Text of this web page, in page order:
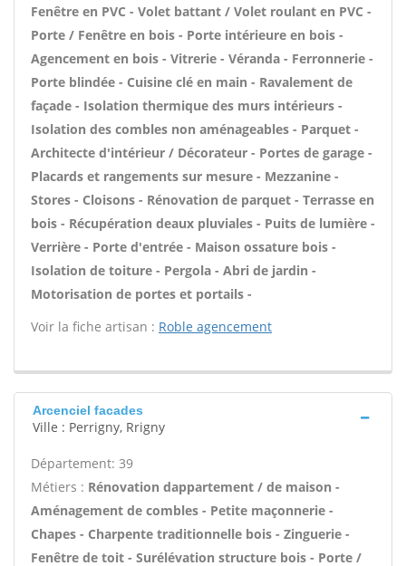
Fenêtre en PVC - Volet battant / Volet roulant en PVC -
Porte / Fenêtre en bois - Porte intérieure en bois -
Agencement en bois - Vitrerie - Véranda - Ferronnerie -
Porte blindée - Cuisine clé en main - Ravalement de
façade - Isolation thermique des murs intérieurs -
Isolation des combles non aménageables - Parquet -
Architecte d'intérieur / Décorateur - Portes de garage -
Placards et rangements sur mesure - Mezzanine -
Stores - Cloisons - Rénovation de parquet - Terrasse en
bois - Récupération deaux pluviales - Puits de lumière -
Verrière - Porte d'entrée - Maison ossature bois -
Isolation de toiture - Pergola - Abri de jardin -
Motorisation de portes et portails -
Voir la fiche artisan : Roble agencement
Arcenciel facades
Ville : Perrigny, Rrigny
Département: 39
Métiers : Rénovation dappartement / de maison -
Aménagement de combles - Petite maçonnerie -
Chapes - Charpente traditionnelle bois - Zinguerie -
Fenêtre de toit - Surélévation structure bois - Porte /